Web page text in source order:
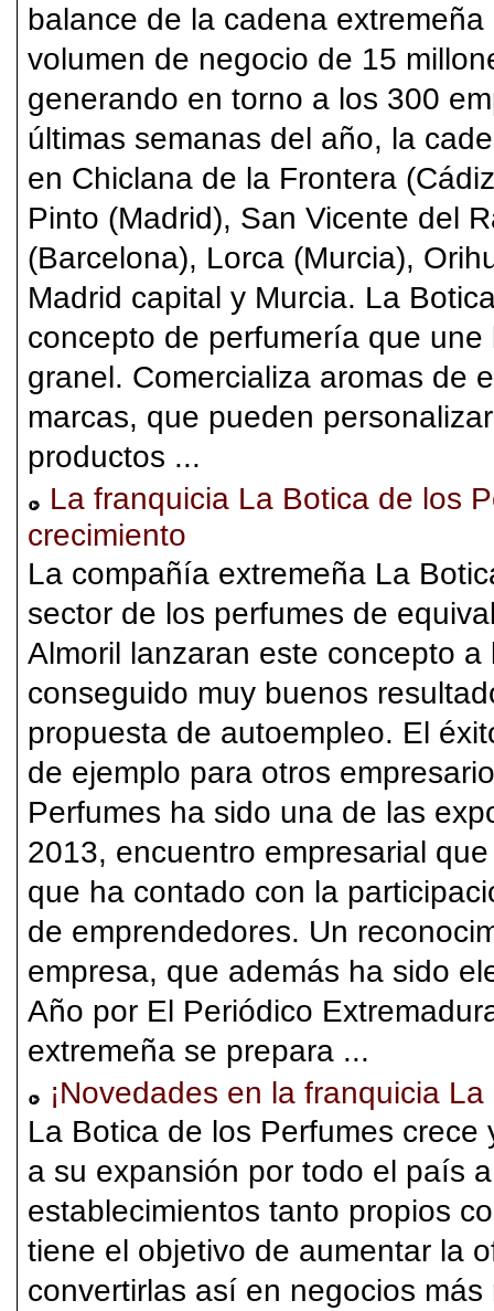
balance de la cadena
volumen de negocio de 15
generando en torno a los 300
últimas semanas del año, la
en Chiclana de la Frontera
Pinto (Madrid), San Vicente del
(Barcelona), Lorca (Murcia),
Madrid capital y Murcia. La
concepto de perfumería que
granel. Comercializa aromas de
marcas, que pueden
productos ...
La franquicia La Botica de los
crecimiento
La compañía extremeña La
sector de los perfumes de
Almoril lanzaran este concepto
conseguido muy buenos
propuesta de autoempleo. El
de ejemplo para otros
Perfumes ha sido una de las
2013, encuentro empresarial
que ha contado con la
de emprendedores. Un
empresa, que además ha sido
Año por El Periódico
extremeña se prepara ...
¡Novedades en la franquicia
La Botica de los Perfumes
a su expansión por todo el país
establecimientos tanto propios
tiene el objetivo de aumentar la
convertirlas así en negocios